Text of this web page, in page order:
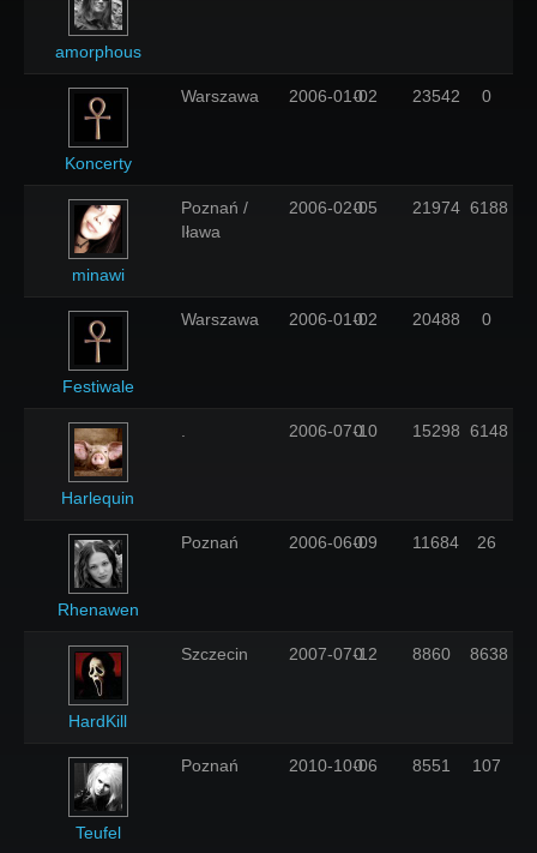
Zainteresowania
Miasto
amorphous
Koncerty
Warszawa 2006-01-02
0 23542 0
minawi
Poznań /
Iława
2006-02-05
0 21974 6188
Festiwale
Warszawa 2006-01-02
0 20488 0
Harlequin
2006-07-10
0 15298 6148
Rhenawen
Poznań 2006-06-09
0 11684 26
HardKill
Szczecin 2007-07-12
0 8860 8638
Teufel
Poznań 2010-10-06
0 8551 107